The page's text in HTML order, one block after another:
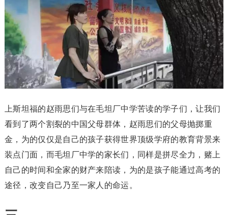
上斯坦福的赵雨思们与在毛坦厂中学苦读的学子们，让我们
看到了两个割裂的中国父母群体，赵雨思们的父母抛掷重
金，为的仅仅是自己的孩子获得世界顶级学府的教育背景来
装点门面，而毛坦厂中学的家长们，同样是拼尽全力，赌上
自己的时间和全家的财产来陪读，为的是孩子能通过高考的
途径，改变自己乃至一家人的命运。